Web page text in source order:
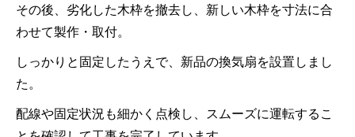
その後、劣化した木枠を撤去し、新しい木枠を寸法に合
わせて製作・取付。
しっかりと固定したうえで、新品の換気扇を設置しまし
た。
配線や固定状況も細かく点検し、スムーズに運転するこ